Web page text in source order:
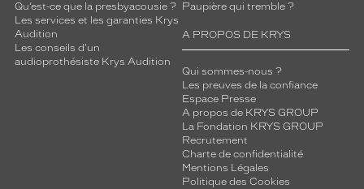
Qu’est-ce que la presbyacousie ?
Les services et les garanties Krys
Audition
Les conseils d'un
audioprothésiste Krys Audition
Paupière qui tremble ?
A PROPOS DE KRYS
Qui sommes-nous ?
Les preuves de la confiance
Espace Presse
A propos de KRYS GROUP
La Fondation KRYS GROUP
Recrutement
Charte de confidentialité
Mentions Légales
Politique des Cookies